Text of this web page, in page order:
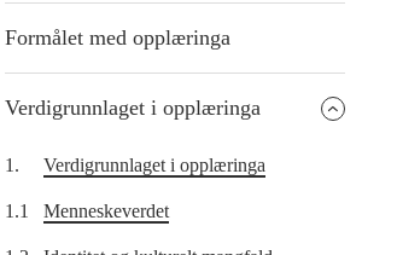
Formålet med opplæringa
Verdigrunnlaget i opplæringa
1. Verdigrunnlaget i opplæringa
1.1 Menneskeverdet